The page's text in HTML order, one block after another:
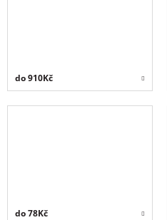
do 910Kč
do 78Kč